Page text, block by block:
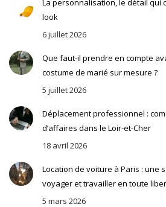
La personnalisation, le détail qui
look
6 juillet 2026
Que faut-il prendre en compte
costume de marié sur mesure ?
5 juillet 2026
Déplacement professionnel :
d’affaires dans le Loir-et-Cher
18 avril 2026
Location de voiture à Paris : une
voyager et travailler en toute
5 mars 2026